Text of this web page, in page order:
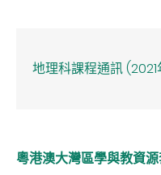
地理科課程通訊
粵港澳大灣區學與教資